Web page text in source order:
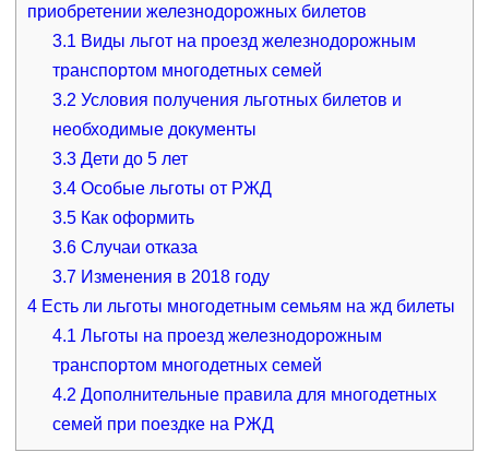
приобретении железнодорожных билетов
3.1 Виды льгот на проезд железнодорожным
транспортом многодетных семей
3.2 Условия получения льготных билетов и
необходимые документы
3.3 Дети до 5 лет
3.4 Особые льготы от РЖД
3.5 Как оформить
3.6 Случаи отказа
3.7 Изменения в 2018 году
4Есть ли льготы многодетным семьям на жд билеты
4.1 Льготы на проезд железнодорожным
транспортом многодетных семей
4.2 Дополнительные правила для многодетных
семей при поездке на РЖД